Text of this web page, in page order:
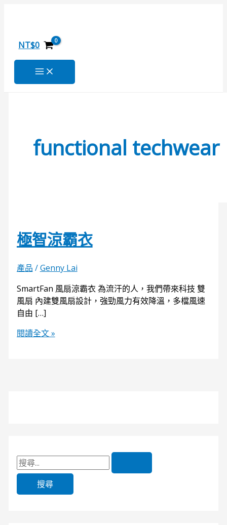
NT$0
functional techwear
極智涼霸衣
產品 /Genny Lai
SmartFan 風扇涼霸衣 為流汗的人，我們帶來科技 雙
風扇 內建雙風扇設計，強勁風力有效降溫，多檔風速
自由 […]
霸
閱讀全文 »
關